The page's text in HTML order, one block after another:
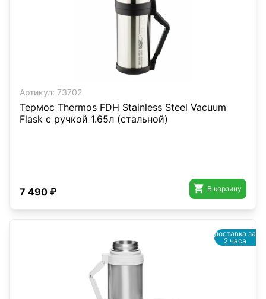
Артикул: 73702
Термос Thermos FDH Stainless Steel Vacuum
Flask с ручкой 1.65л (стальной)
7 490 ₽  В корзину
доставка за
2 часа